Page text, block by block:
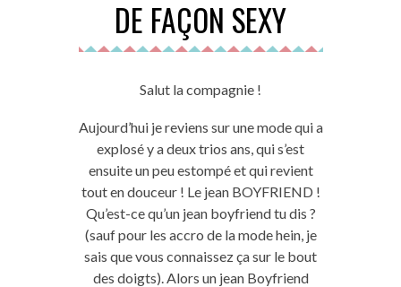
DE FAÇON SEXY
Salut la compagnie !
Aujourd’hui je reviens sur une mode qui a
explosé y a deux trios ans, qui s’est
ensuite un peu estompé et qui revient
tout en douceur ! Le jean BOYFRIEND !
Qu’est-ce qu’un jean boyfriend tu dis ?
(sauf pour les accro de la mode hein, je
sais que vous connaissez ça sur le bout
des doigts). Alors un jean Boyfriend